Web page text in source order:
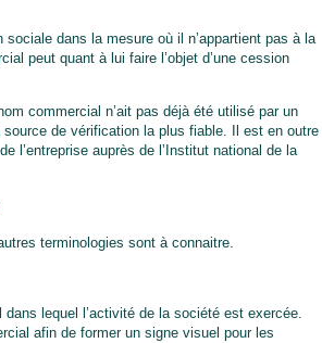
dans la mesure où il n’appartient pas à la
peut quant à lui faire l’objet d’une cession
commercial n’ait pas déjà été utilisé par un
de vérification la plus fiable. Il est en outre
l’entreprise auprès de l’Institut national de la
terminologies sont à connaitre.
dans lequel l’activité de la société est exercée.
afin de former un signe visuel pour les